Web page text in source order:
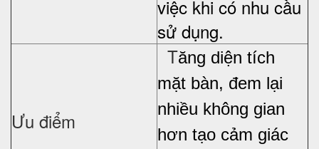
việc khi có nhu cầu
sử dụng.
Ưu điểm
Tăng diện tích
mặt bàn, đem lại
nhiều không gian
hơn tạo cảm giác